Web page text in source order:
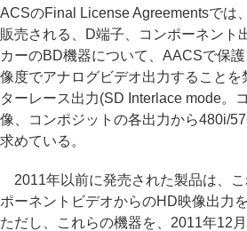
ACSのFinal License Agreementsでは
販売される、D端子、コンポーネント
カーのBD機器について、AACSで保
像度でアナログビデオ出力すること
ターレース出力(SD Interlace mode。
像、コンポジットの各出力から480i/
求めている。
2011年以前に発売された製品は、
ポーネントビデオからのHD映像出力
ただし、これらの機器を、2011年12